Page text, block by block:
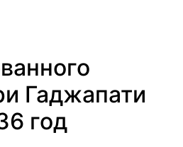
Гаджапати
год